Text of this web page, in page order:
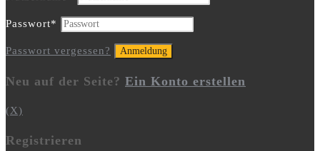
Passwort*
Passwort vergessen?
Neu auf der Seite? Ein Konto erstellen
(X)
Registrieren